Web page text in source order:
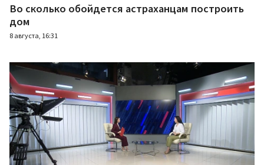
Во сколько обойдется астраханцам построить
дом
8 августа, 16:31